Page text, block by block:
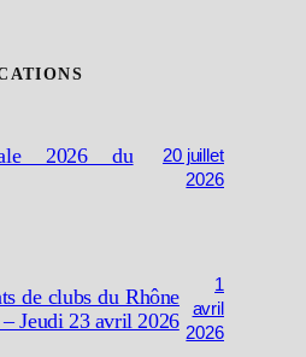
2026 du
20 juillet
2026
de clubs du Rhône
Jeudi 23 avril 2026
1
avril
2026